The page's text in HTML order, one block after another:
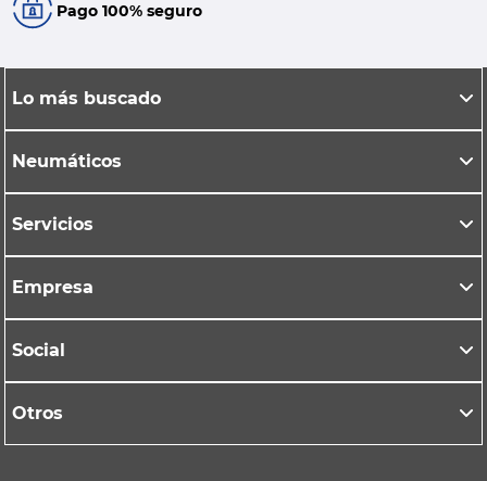
Pago 100% seguro
Lo más buscado
Neumáticos
Servicios
Empresa
Social
Otros